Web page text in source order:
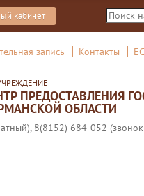
кабинет
запись Контакты
ПРЕДОСТАВЛЕНИЯ
ОБЛАСТИ
8(8152) 684-052